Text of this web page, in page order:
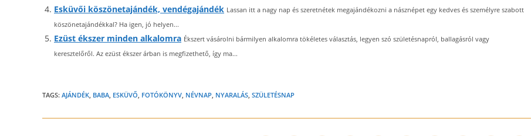
Esküvői köszönetajándék, vendégajándék Lassan itt a nagy nap és szeretnétek megajándékozni a násznépet egy kedves és személyre szabott
köszönetajándékkal? Ha igen, jó helyen...
Ezüst ékszer minden alkalomra Ékszert vásárolni bármilyen alkalomra tökéletes választás, legyen szó születésnapról, ballagásról vagy
keresztelőről. Az ezüst ékszer árban is megfizethető, így ma...
TAGS: AJÁNDÉK, BABA, ESKÜVŐ, FOTÓKÖNYV, NÉVNAP, NYARALÁS, SZÜLETÉSNAP